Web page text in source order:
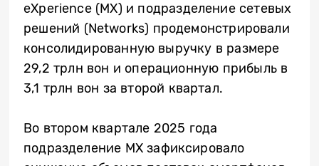
eXperience (MX) и подразделение сетевых
решений (Networks) продемонстрировали
консолидированную выручку в размере
29,2 трлн вон и операционную прибыль в
3,1 трлн вон за второй квартал.
Во втором квартале 2025 года
подразделение MX зафиксировало